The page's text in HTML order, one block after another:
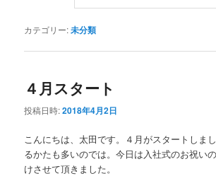
カテゴリー:未分類
４月スタート
投稿日時:2018年4月2日
こんにちは、太田です。４月がスタートしま
るかたも多いのでは。今日は入社式のお祝い
けさせて頂きました。